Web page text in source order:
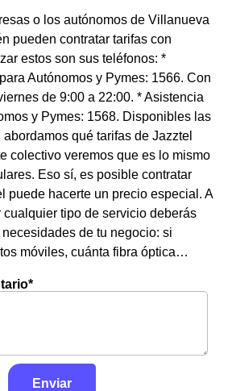
o los autónomos de Villanueva
pueden contratar tarifas con
estos son sus teléfonos: *
Autónomos y Pymes: 1566. Con
de 9:00 a 22:00. * Asistencia
y Pymes: 1568. Disponibles las
qué tarifas de Jazztel
colectivo veremos que es lo mismo
Eso sí, es posible contratar
puede hacerte un precio especial. A
cualquier tipo de servicio deberás
de tu negocio: si
móviles, cuánta fibra óptica…
Enviar